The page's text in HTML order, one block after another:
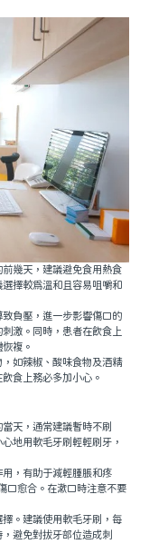
幾天，建議避免食用熱食
擇較爲溫和且容易咀嚼和
負壓，進一步影響傷口的
激。同時，患者在飲食上
複。
如辣椒、酸味食物及酒精
食上務必多加小心。
天，通常建議暫時不刷
地用軟毛牙刷輕輕刷牙，
，有助于減輕腫脹和疼
口愈合。在漱口時注意不要
。建議使用軟毛牙刷，每
避免對拔牙部位造成刺